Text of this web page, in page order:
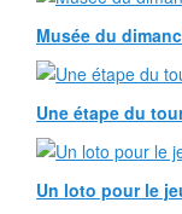
Musée du
Une étape du
Un loto pour le